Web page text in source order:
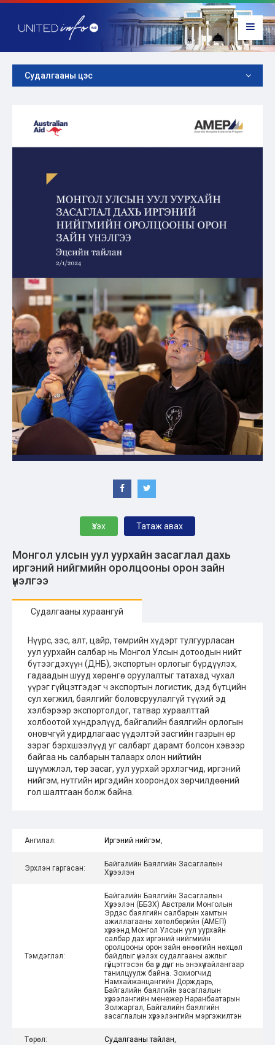
Судалгааны цэс
Үзэх Татаж авах
Монгол улсын уул уурхайн засаглал дахь
иргэний нийгмийн оролцооны орон зайн
үнэлгээ
Судалгааны хураангуй
Нүүрс, зэс, алт, цайр, төмрийн хүдэрт тулгуурласан
уул уурхайн салбар нь Монгол Улсын дотоодын нийт
бүтээгдэхүүн (ДНБ), экспортын орлогыг бүрдүүлэх,
гадаадын шууд хөрөнгө оруулалтыг татахад чухал
үүрэг гүйцэтгэдэг ч экспортын логистик, дэд бүтцийн
сул хөгжил, баялгийг боловсруулалгүй түүхий эд
хэлбэрээр экспортолдог, татвар хураалттай
холбоотой хүндрэлүүд, байгалийн баялгийн орлогын
оновчгүй удирдлагаас үүдэлтэй засгийн газрын өр
зэрэг бэрхшээлүүд уг салбарт дарамт болсон хэвээр
байгаа нь салбарын талаарх олон нийтийн
шүүмжлэл, төр засаг, уул уурхай эрхлэгчид, иргэний
нийгэм, нутгийн иргэдийн хоорондох зөрчилдөөний
гол шалтгаан болж байна.
Ангилал: Иргэний нийгэм,
Эрхлэн гаргасан:
Байгалийн Баялгийн Засаглалын
Хүрээлэн
Тэмдэглэл:
Байгалийн Баялгийн Засаглалын
Хүрээлэн (ББЗХ) Австрали Монголын
Эрдэс баялгийн салбарын хамтын
ажиллагааны хөтөлбөрийн (АМЕП)
хүрээнд Монгол Улсын уул уурхайн
салбар дах иргэний нийгмийн
оролцооны орон зайн өнөөгийн нөхцөл
байдлыг үнэлэх судалгааны ажлыг
гүйцэтгэсэн ба үр дүнг нь энэхүү тайлангаар
танилцуулж байна. Зохиогчид
Намхайжанцангийн Дорждарь,
Байгалийн баялгийн засаглалын
хүрээлэнгийн менежер Наранбаатарын
Золжаргал, Байгалийн баялгийн
засаглалын хүрээлэнгийн мэргэжилтэн
Төрөл: Судалгааны тайлан,